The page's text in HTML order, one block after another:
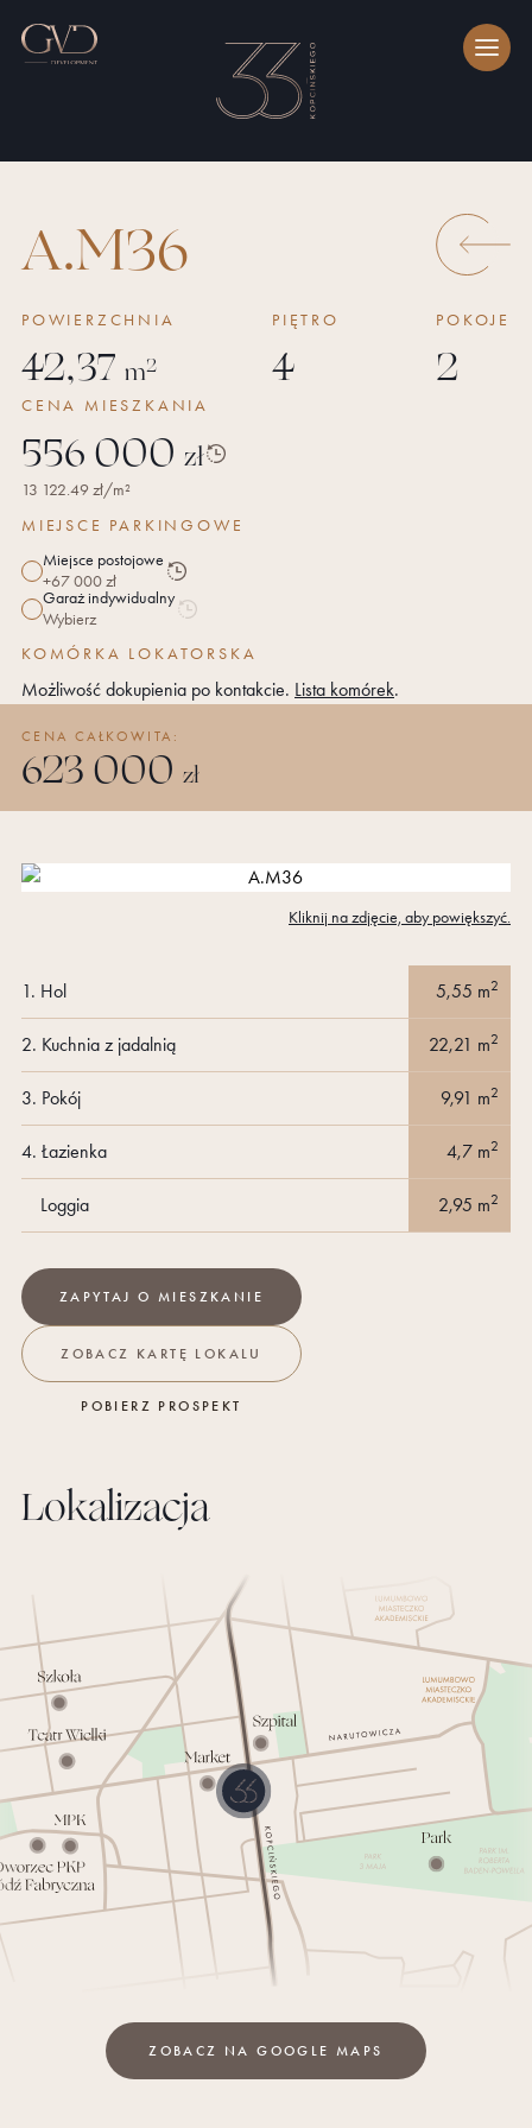
A.M36
POWIERZCHNIA
42,37 m2
PIĘTRO
4
POKOJE
2
CENA MIESZKANIA
556 000 zł Historia
ceny
13 122.49 zł/m²
MIEJSCE PARKINGOWE
Miejsce postojowe
+67 000 zł
Miejsce
parkingowe
Miejsce
Historia
ceny
Garaż indywidualny
Wybierz
Miejsce
parkingowe
Garaż
indywidualny
Historia
ceny
KOMÓRKA LOKATORSKA
Możliwość dokupienia po kontakcie. Lista komórek.
CENA CAŁKOWITA:
623 000 zł
Kliknij na zdjęcie, aby powiększyć.
1. Hol 5,55 m2
2. Kuchnia z jadalnią 22,21 m2
3. Pokój 9,91 m2
4. Łazienka 4,7 m2
Loggia 2,95 m2
ZAPYTAJ O MIESZKANIE
ZOBACZ KARTĘ LOKALU
POBIERZ PROSPEKT
Lokalizacja
ZOBACZ NA GOOGLE MAPS